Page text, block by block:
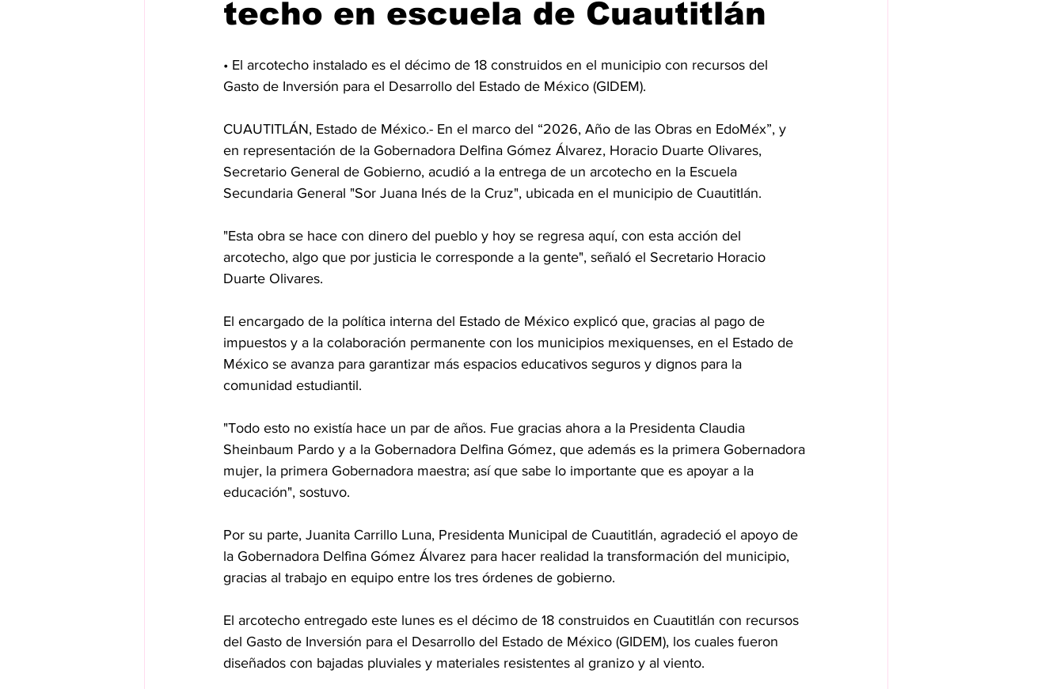
techo en escuela de Cuautitlán
• El arcotecho instalado es el décimo de 18 construidos en el municipio con recursos del
Gasto de Inversión para el Desarrollo del Estado de México (GIDEM).
CUAUTITLÁN, Estado de México.- En el marco del “2026, Año de las Obras en EdoMéx”, y
en representación de la Gobernadora Delfina Gómez Álvarez, Horacio Duarte Olivares,
Secretario General de Gobierno, acudió a la entrega de un arcotecho en la Escuela
Secundaria General "Sor Juana Inés de la Cruz", ubicada en el municipio de Cuautitlán.
"Esta obra se hace con dinero del pueblo y hoy se regresa aquí, con esta acción del
arcotecho, algo que por justicia le corresponde a la gente", señaló el Secretario Horacio
Duarte Olivares.
El encargado de la política interna del Estado de México explicó que, gracias al pago de
impuestos y a la colaboración permanente con los municipios mexiquenses, en el Estado de
México se avanza para garantizar más espacios educativos seguros y dignos para la
comunidad estudiantil.
"Todo esto no existía hace un par de años. Fue gracias ahora a la Presidenta Claudia
Sheinbaum Pardo y a la Gobernadora Delfina Gómez, que además es la primera Gobernadora
mujer, la primera Gobernadora maestra; así que sabe lo importante que es apoyar a la
educación", sostuvo.
Por su parte, Juanita Carrillo Luna, Presidenta Municipal de Cuautitlán, agradeció el apoyo de
la Gobernadora Delfina Gómez Álvarez para hacer realidad la transformación del municipio,
gracias al trabajo en equipo entre los tres órdenes de gobierno.
El arcotecho entregado este lunes es el décimo de 18 construidos en Cuautitlán con recursos
del Gasto de Inversión para el Desarrollo del Estado de México (GIDEM), los cuales fueron
diseñados con bajadas pluviales y materiales resistentes al granizo y al viento.